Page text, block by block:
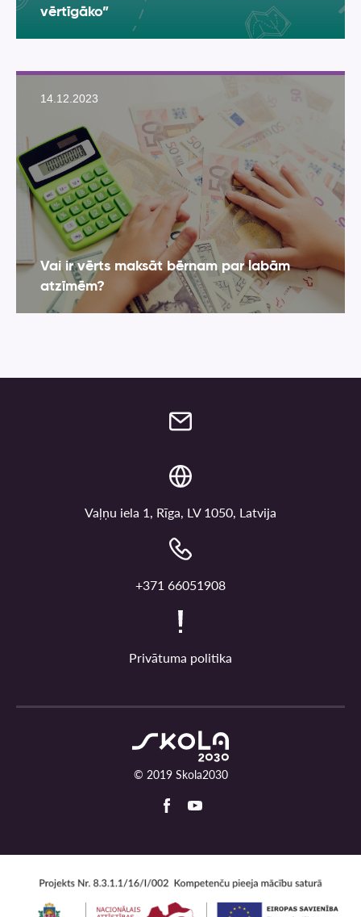
vērtīgāko”
14.12.2023
Vai ir vērts maksāt bērnam par labām
atzīmēm?
Vaļņu iela 1, Rīga, LV 1050, Latvija
+371 66051908
Privātuma politika
© 2019 Skola2030